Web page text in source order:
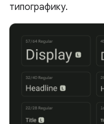
типографику.